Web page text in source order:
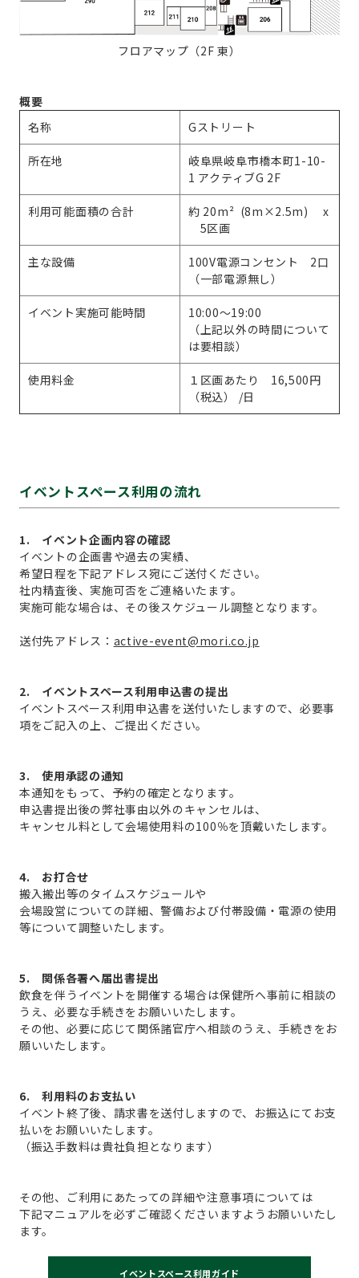
フロアマップ（2F 東）
概要
名称
Gストリート
所在地
岐阜県岐阜市橋本町1-10-
1 アクティブG 2F
利用可能面積の合計
約 20m² (8m×2.5m) x
5区画
主な設備
100V電源コンセント 2口
（一部電源無し）
イベント実施可能時間
10:00～19:00
（上記以外の時間について
は要相談）
使用料金
１区画あたり 16,500円
（税込） /日
イベントスペース利用の流れ
1. イベント企画内容の確認
イベントの企画書や過去の実績、
希望日程を下記アドレス宛にご送付ください。
社内精査後、実施可否をご連絡いたます。
実施可能な場合は、その後スケジュール調整となります。
送付先アドレス： active-event@mori.co.jp
2. イベントスペース利用申込書の提出
イベントスペース利用申込書を送付いたしますので、必要事
項をご記入の上、ご提出ください。
3. 使用承認の通知
本通知をもって、予約の確定となります。
申込書提出後の弊社事由以外のキャンセルは、
キャンセル料として会場使用料の100％を頂戴いたします。
4. お打合せ
搬入搬出等のタイムスケジュールや
会場設営についての詳細、警備および付帯設備・電源の使用
等について調整いたします。
5. 関係各署へ届出書提出
飲食を伴うイベントを開催する場合は保健所へ事前に相談の
うえ、必要な手続きをお願いいたします。
その他、必要に応じて関係諸官庁へ相談のうえ、手続きをお
願いいたします。
6. 利用料のお支払い
イベント終了後、請求書を送付しますので、お振込にてお支
払いをお願いいたします。
（振込手数料は貴社負担となります）
その他、ご利用にあたっての詳細や注意事項については
下記マニュアルを必ずご確認くださいますようお願いいたし
ます。
イベントスペース利用ガイド